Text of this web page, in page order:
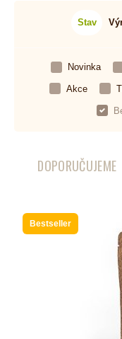
Stav
Novinka
Akce
DOPORUČUJEME
Bestseller